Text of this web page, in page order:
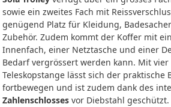
sowie ein zweites Fach mit
genügend Platz für Kleidung,
Zubehör. Zudem kommt der Koffer mit
Innenfach, einer Netztasche und einer
Bedarf vergrössert werden kann. Mit vier
Teleskopstange lässt sich der praktische
fortbewegen und ist zudem dank des
Zahlenschlosses vor Diebstahl geschützt.